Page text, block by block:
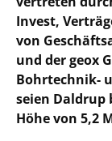
Invest,
von
und der geox
Bohrtechnik-
seien Daldrup
Höhe von 5,2